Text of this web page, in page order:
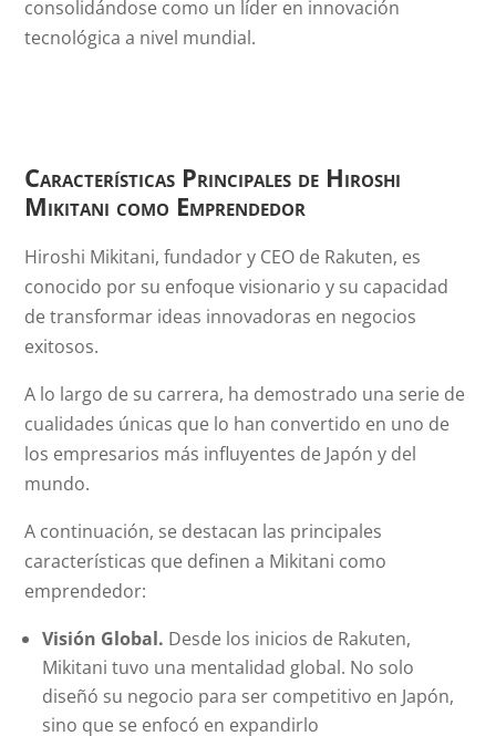
consolidándose como un líder en innovación
tecnológica a nivel mundial.
Características Principales de Hiroshi
Mikitani como Emprendedor
Hiroshi Mikitani, fundador y CEO de Rakuten, es
conocido por su enfoque visionario y su capacidad
de transformar ideas innovadoras en negocios
exitosos.
A lo largo de su carrera, ha demostrado una serie de
cualidades únicas que lo han convertido en uno de
los empresarios más influyentes de Japón y del
mundo.
A continuación, se destacan las principales
características que definen a Mikitani como
emprendedor:
Visión Global. Desde los inicios de Rakuten,
Mikitani tuvo una mentalidad global. No solo
diseñó su negocio para ser competitivo en Japón,
sino que se enfocó en expandirlo